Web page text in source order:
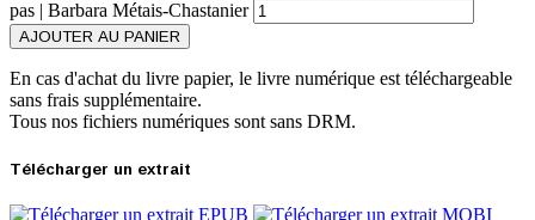
pas | Barbara Métais-Chastanier
AJOUTER AU PANIER
En cas d'achat du livre papier, le livre numérique est téléchargeable
sans frais supplémentaire.
Tous nos fichiers numériques sont sans DRM.
Télécharger un extrait